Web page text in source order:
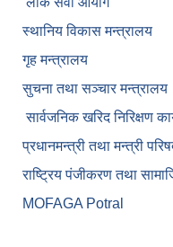
स्थानिय विकास मन्त्रालय
गृह मन्त्रालय
सुचना तथा सञ्चार मन्त्रालय
सार्वजनिक खरिद निरिक्षण
प्रधानमन्त्री तथा मन्त्री
राष्ट्रिय पंजीकरण तथा
MOFAGA Potral